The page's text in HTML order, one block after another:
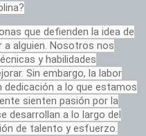
que defienden la idea de
a alguien. Nosotros nos
y habilidades
Sin embargo, la labor
a lo que estamos
sienten pasión por la
desarrollan a lo largo del
de talento y esfuerzo.